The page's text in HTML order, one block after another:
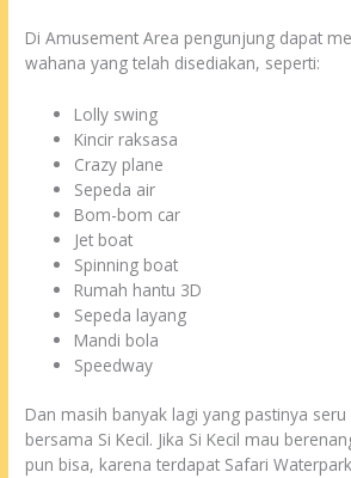
Di Amusement Area pengunjung dapat
wahana yang telah disediakan, seperti:
Lolly swing
Kincir raksasa
Crazy plane
Sepeda air
Bom-bom car
Jet boat
Spinning boat
Rumah hantu 3D
Sepeda layang
Mandi bola
Speedway
Dan masih banyak lagi yang pastinya
bersama Si Kecil. Jika Si Kecil mau
pun bisa, karena terdapat Safari